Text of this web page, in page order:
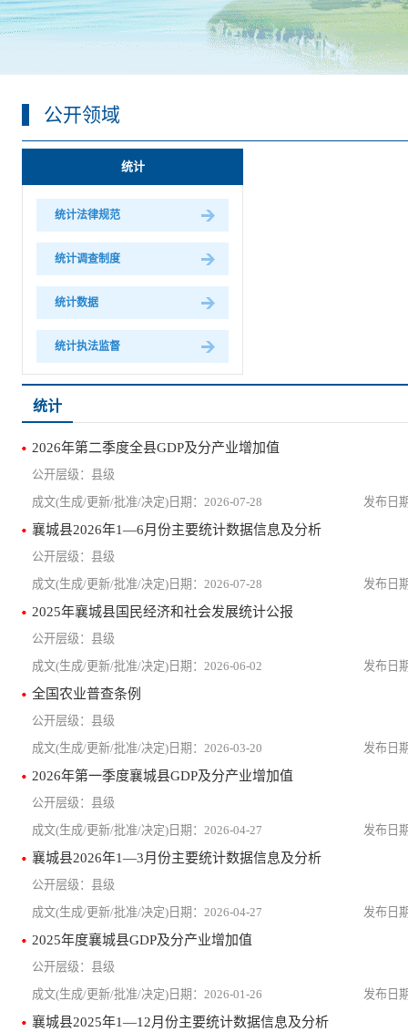
公开领域
统计
统计法律规范
统计调查制度
统计数据
统计执法监督
统计
2026年第二季度全县GDP及分产业增加值
县级
2026-07-28
襄城县2026年1—6月份主要统计数据信息及分析
县级
2026-07-28
2025年襄城县国民经济和社会发展统计公报
县级
2026-06-02
全国农业普查条例
县级
2026-03-20
2026年第一季度襄城县GDP及分产业增加值
县级
2026-04-27
襄城县2026年1—3月份主要统计数据信息及分析
县级
2026-04-27
2025年度襄城县GDP及分产业增加值
县级
2026-01-26
襄城县2025年1—12月份主要统计数据信息及分析